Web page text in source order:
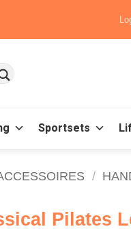
Sportsets
/
Pilates